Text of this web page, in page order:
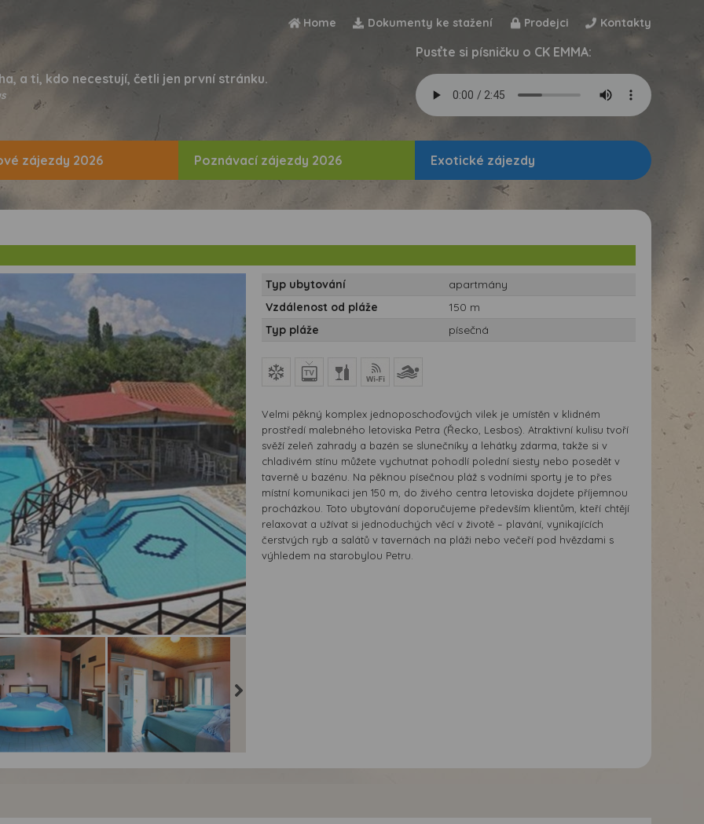
Home Dokumenty ke stažení Prodejci Kontakty
a ti, kdo necestují, četli jen první stránku.
Pusťte si písničku o CK EMMA:
zájezdy 2026 Poznávací zájezdy 2026 Exotické zájezdy
Typ ubytování
apartmány
Vzdálenost od pláže
150 m
Typ pláže
písečná
Velmi pěkný komplex jednoposchoďových vilek je umístěn v klidném
prostředí malebného letoviska Petra (Řecko, Lesbos). Atraktivní kulisu tvoří
svěží zeleň zahrady a bazén se slunečníky a lehátky zdarma, takže si v
chladivém stínu můžete vychutnat pohodlí polední siesty nebo posedět v
taverně u bazénu. Na pěknou písečnou pláž s vodními sporty je to přes
místní komunikaci jen 150 m, do živého centra letoviska dojdete příjemnou
procházkou. Toto ubytování doporučujeme především klientům, kteří chtějí
relaxovat a užívat si jednoduchých věcí v životě – plavání, vynikajících
čerstvých ryb a salátů v tavernách na pláži nebo večeří pod hvězdami s
výhledem na starobylou Petru.